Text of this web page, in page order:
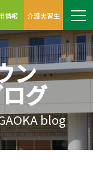
情報 介護実習生
ン
グ
blog